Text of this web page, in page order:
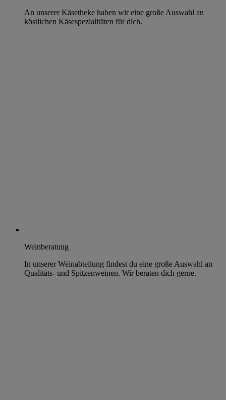
An unserer Käsetheke haben wir eine große Auswahl an
köstlichen Käsespezialitäten für dich.
Weinberatung
In unserer Weinabteilung findest du eine große Auswahl an
Qualitäts- und Spitzenweinen. Wir beraten dich gerne.